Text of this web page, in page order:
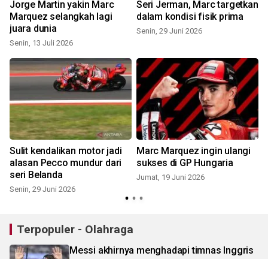
Jorge Martin yakin Marc
Marquez selangkah lagi
juara dunia
Senin, 13 Juli 2026
Seri Jerman, Marc targetkan
dalam kondisi fisik prima
Senin, 29 Juni 2026
Sulit kendalikan motor jadi
alasan Pecco mundur dari
seri Belanda
Senin, 29 Juni 2026
Marc Marquez ingin ulangi
sukses di GP Hungaria
Jumat, 19 Juni 2026
Terpopuler - Olahraga
Messi akhirnya menghadapi timnas Inggris